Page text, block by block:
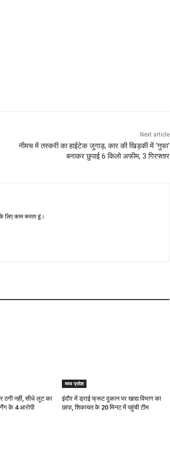
Next article
नीमच में तस्करी का हाईटेक जुगाड़, कार की खिड़की में ‘गुफा’
बनाकर छुपाई 6 किलो अफीम, 3 गिरफ्तार
लिए काम करता हूं।
ठगी नहीं, सीधे लूट का
के 4 आरोपी
मध्य प्रदेश
इंदौर में ड्राई फ्रूट दुकान पर खाद्य विभाग का
छापा, शिकायत के 20 मिनट में पहुंची टीम